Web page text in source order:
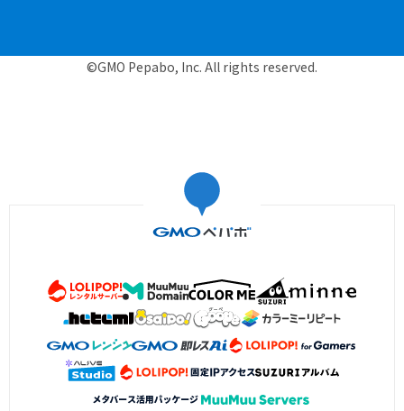
©GMO Pepabo, Inc. All rights reserved.